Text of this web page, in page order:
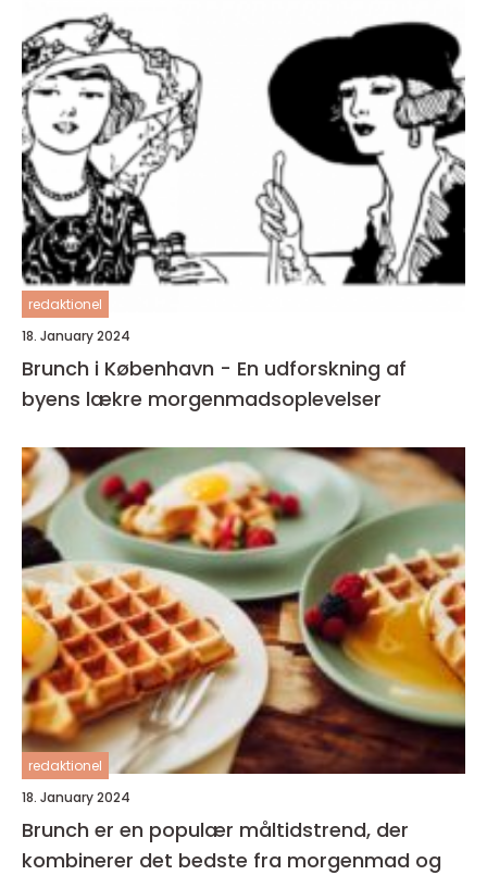
redaktionel
18. January 2024
Brunch i København - En udforskning af
byens lækre morgenmadsoplevelser
redaktionel
18. January 2024
Brunch er en populær måltidstrend, der
kombinerer det bedste fra morgenmad og